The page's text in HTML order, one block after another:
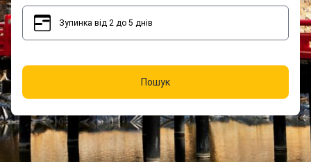
Зупинка від 2 до 5 днів
Пошук